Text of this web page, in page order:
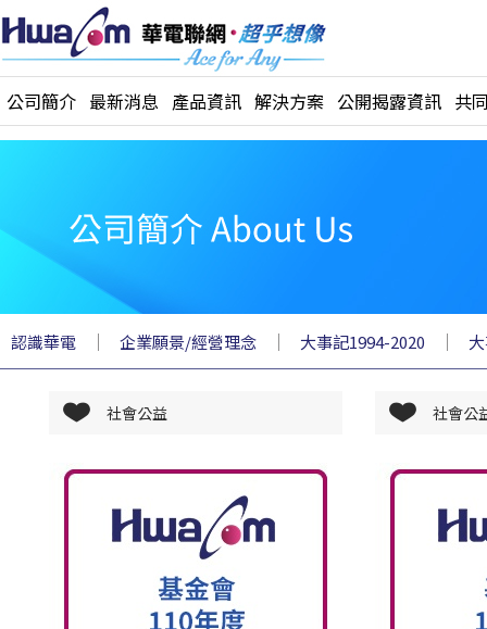
公司簡介 最新消息 產品資訊 解決方案 公開揭露資訊 共
認識華電 ｜ 企業願景/經營理念 ｜ 大事記1994-2020 ｜
社會公益 社會公